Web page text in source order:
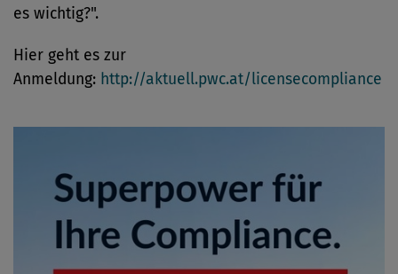
es wichtig?".
Hier geht es zur
Anmeldung: http://aktuell.pwc.at/licensecompliance